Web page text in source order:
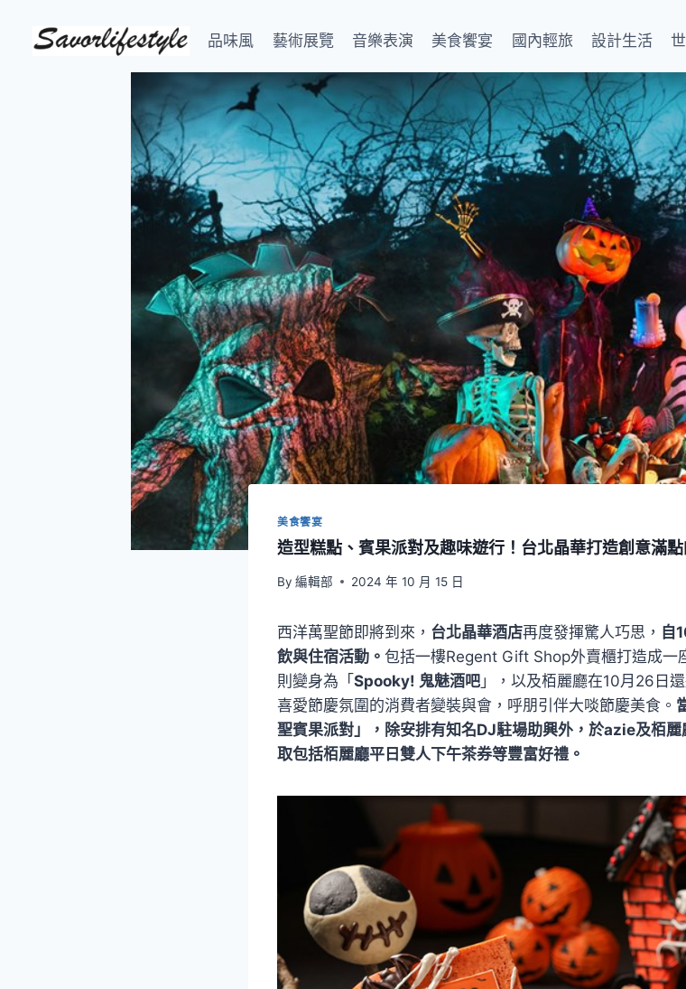
品味風 藝術展覽 音樂表演 美食饗宴 國內輕旅 設計生活
美食饗宴
造型糕點、賓果派對及趣味遊行！台北晶華打造創意滿
By 編輯部 2024 年 10 月 15 日
西洋萬聖節即將到來， 台北晶華酒店再度發揮驚人巧思， 自
飲與住宿活動。 包括一樓Regent Gift Shop外賣櫃打造成一
則變身為「Spooky! 鬼魅酒吧 」，以及栢麗廳在10月26日
喜愛節慶氛圍的消費者變裝與會，呼朋引伴大啖節慶美食。
聖賓果派對」，除安排有知名DJ駐場助興外，於azie及栢
取包括栢麗廳平日雙人下午茶券等豐富好禮。